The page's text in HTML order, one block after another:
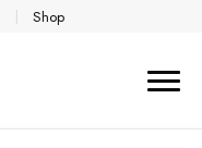
Shop